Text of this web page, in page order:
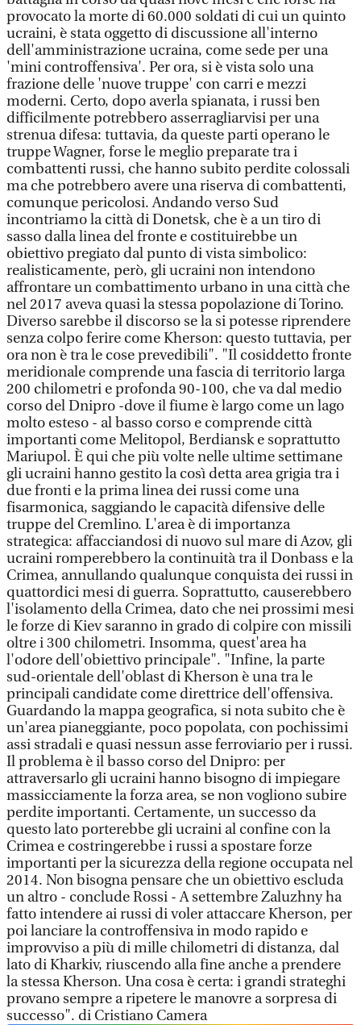
provocato la morte di 60.000 soldati di cui un quinto
ucraini, è stata oggetto di discussione all'interno
dell'amministrazione ucraina, come sede per una
'mini controffensiva'. Per ora, si è vista solo una
frazione delle 'nuove truppe' con carri e mezzi
moderni. Certo, dopo averla spianata, i russi ben
difficilmente potrebbero asserragliarvisi per una
strenua difesa: tuttavia, da queste parti operano le
truppe Wagner, forse le meglio preparate tra i
combattenti russi, che hanno subito perdite colossali
ma che potrebbero avere una riserva di combattenti,
comunque pericolosi. Andando verso Sud
incontriamo la città di Donetsk, che è a un tiro di
sasso dalla linea del fronte e costituirebbe un
obiettivo pregiato dal punto di vista simbolico:
realisticamente, però, gli ucraini non intendono
affrontare un combattimento urbano in una città che
nel 2017 aveva quasi la stessa popolazione di Torino.
Diverso sarebbe il discorso se la si potesse riprendere
senza colpo ferire come Kherson: questo tuttavia, per
ora non è tra le cose prevedibili". "Il cosiddetto fronte
meridionale comprende una fascia di territorio larga
200 chilometri e profonda 90-100, che va dal medio
corso del Dnipro -dove il fiume è largo come un lago
molto esteso - al basso corso e comprende città
importanti come Melitopol, Berdiansk e soprattutto
Mariupol. È qui che più volte nelle ultime settimane
gli ucraini hanno gestito la così detta area grigia tra i
due fronti e la prima linea dei russi come una
fisarmonica, saggiando le capacità difensive delle
truppe del Cremlino. L'area è di importanza
strategica: affacciandosi di nuovo sul mare di Azov, gli
ucraini romperebbero la continuità tra il Donbass e la
Crimea, annullando qualunque conquista dei russi in
quattordici mesi di guerra. Soprattutto, causerebbero
l'isolamento della Crimea, dato che nei prossimi mesi
le forze di Kiev saranno in grado di colpire con missili
oltre i 300 chilometri. Insomma, quest'area ha
l'odore dell'obiettivo principale". "Infine, la parte
sud-orientale dell'oblast di Kherson è una tra le
principali candidate come direttrice dell'offensiva.
Guardando la mappa geografica, si nota subito che è
un'area pianeggiante, poco popolata, con pochissimi
assi stradali e quasi nessun asse ferroviario per i russi.
Il problema è il basso corso del Dnipro: per
attraversarlo gli ucraini hanno bisogno di impiegare
massicciamente la forza area, se non vogliono subire
perdite importanti. Certamente, un successo da
questo lato porterebbe gli ucraini al confine con la
Crimea e costringerebbe i russi a spostare forze
importanti per la sicurezza della regione occupata nel
2014. Non bisogna pensare che un obiettivo escluda
un altro - conclude Rossi - A settembre Zaluzhny ha
fatto intendere ai russi di voler attaccare Kherson, per
poi lanciare la controffensiva in modo rapido e
improvviso a più di mille chilometri di distanza, dal
lato di Kharkiv, riuscendo alla fine anche a prendere
la stessa Kherson. Una cosa è certa: i grandi strateghi
provano sempre a ripetere le manovre a sorpresa di
successo". di Cristiano Camera